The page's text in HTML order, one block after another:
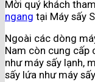
Mời quý khách
ngang tại Máy sấy
Ngoài các dòng
Nam còn cung cấp
như máy sấy lạnh,
sấy lứa như máy